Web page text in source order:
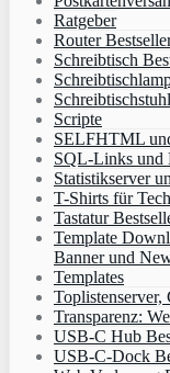
Ratgeber
Router
Schreibtisch
Scripte
SELFHTML
SQL-Links und
Statistikserver
T-Shirts für
Tastatur
Template
Banner und
Templates
Toplistenserver,
Transparenz:
USB-C Hub
USB-C-Dock